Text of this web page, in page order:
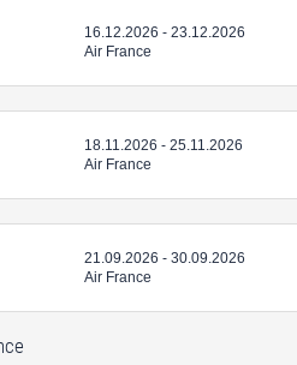
16.12.2026 - 23.12.2026
Air France
18.11.2026 - 25.11.2026
Air France
21.09.2026 - 30.09.2026
Air France